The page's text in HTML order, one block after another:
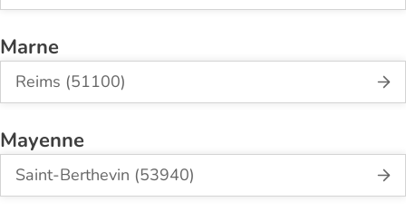
Marne
Reims (51100)
Mayenne
Saint-Berthevin (53940)